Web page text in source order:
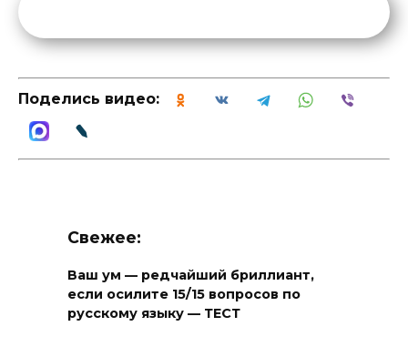
Поделись видео:
Свежее:
Ваш ум — редчайший бриллиант,
если осилите 15/15 вопросов по
русскому языку — ТЕСТ